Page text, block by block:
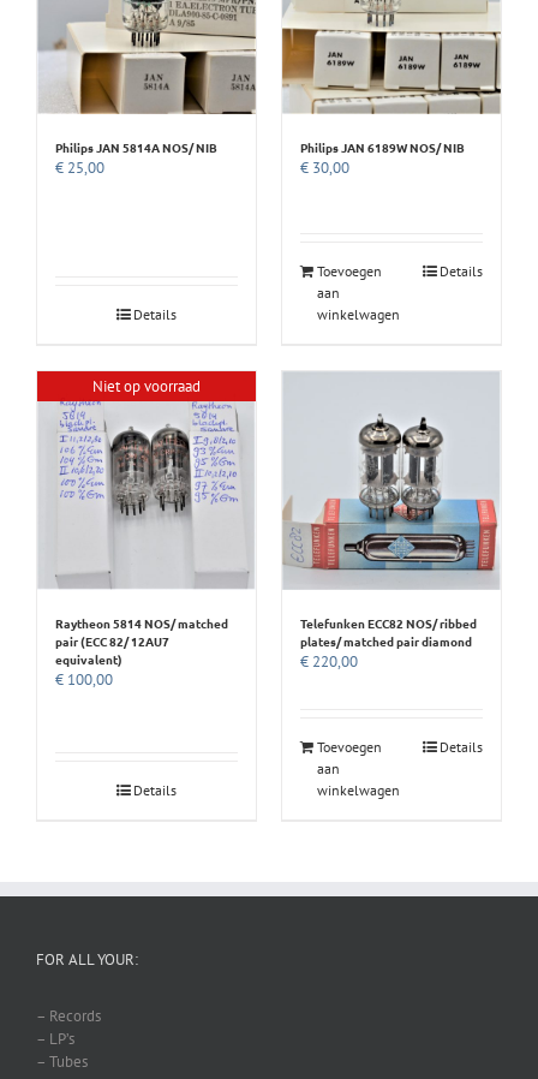
Philips JAN 5814A NOS/ NIB
€ 25,00
Details
Philips JAN 6189W NOS/ NIB
€ 30,00
Toevoegen
aan
winkelwagen
Details
Niet op voorraad
Raytheon 5814 NOS/ matched
pair (ECC 82/ 12AU7
equivalent)
€ 100,00
Details
Telefunken ECC82 NOS/ ribbed
plates/ matched pair diamond
€ 220,00
Toevoegen
aan
winkelwagen
Details
FOR ALL YOUR:
– Records
– LP’s
– Tubes